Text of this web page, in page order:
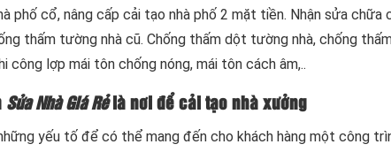
phố cổ, nâng cấp cải tạo nhà phố 2 mặt tiền. Nhận sửa chữa
thấm tường nhà cũ. Chống thấm dột tường nhà, chống
công lợp mái tôn chống nóng, mái tôn cách âm,..
Sửa Nhà Giá Rẻ là nơi để cải tạo nhà xưởng
yếu tố để có thể mang đến cho khách hàng một công